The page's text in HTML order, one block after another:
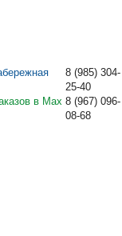
в Max
8 (985) 304-
25-40
8 (967) 096-
08-68